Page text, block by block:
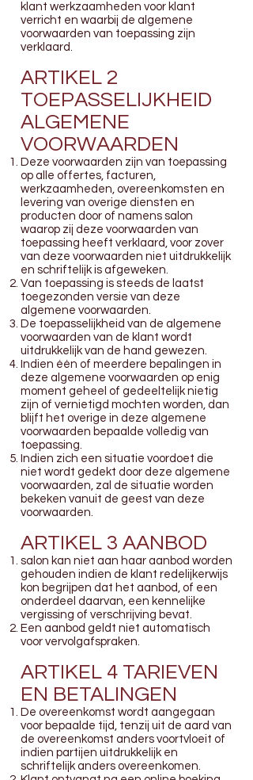
klant werkzaamheden voor klant
verricht en waarbij de algemene
voorwaarden van toepassing zijn
verklaard.
ARTIKEL 2
TOEPASSELIJKHEID
ALGEMENE
VOORWAARDEN
Deze voorwaarden zijn van toepassing
op alle offertes, facturen,
werkzaamheden, overeenkomsten en
levering van overige diensten en
producten door of namens salon
waarop zij deze voorwaarden van
toepassing heeft verklaard, voor zover
van deze voorwaarden niet uitdrukkelijk
en schriftelijk is afgeweken.
Van toepassing is steeds de laatst
toegezonden versie van deze
algemene voorwaarden.
De toepasselijkheid van de algemene
voorwaarden van de klant wordt
uitdrukkelijk van de hand gewezen.
Indien één of meerdere bepalingen in
deze algemene voorwaarden op enig
moment geheel of gedeeltelijk nietig
zijn of vernietigd mochten worden, dan
blijft het overige in deze algemene
voorwaarden bepaalde volledig van
toepassing.
Indien zich een situatie voordoet die
niet wordt gedekt door deze algemene
voorwaarden, zal de situatie worden
bekeken vanuit de geest van deze
voorwaarden.
ARTIKEL 3 AANBOD
salon kan niet aan haar aanbod worden
gehouden indien de klant redelijkerwijs
kon begrijpen dat het aanbod, of een
onderdeel daarvan, een kennelijke
vergissing of verschrijving bevat.
Een aanbod geldt niet automatisch
voor vervolgafspraken.
ARTIKEL 4 TARIEVEN
EN BETALINGEN
De overeenkomst wordt aangegaan
voor bepaalde tijd, tenzij uit de aard van
de overeenkomst anders voortvloeit of
indien partijen uitdrukkelijk en
schriftelijk anders overeenkomen.